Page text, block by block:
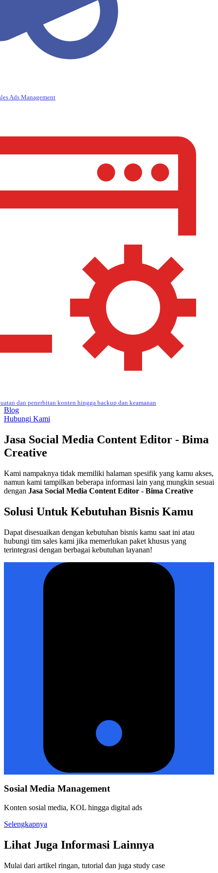
Ads Management
dan penerbitan konten hingga backup dan keamanan
Blog
Hubungi Kami
Jasa Social Media Content Editor - Bima
Creative
Kami nampaknya tidak memiliki halaman spesifik yang kamu akses,
namun kami tampilkan beberapa informasi lain yang mungkin sesuai
dengan Jasa Social Media Content Editor - Bima Creative
Solusi Untuk Kebutuhan Bisnis Kamu
Dapat disesuaikan dengan kebutuhan bisnis kamu saat ini atau
hubungi tim sales kami jika memerlukan paket khusus yang
terintegrasi dengan berbagai kebutuhan layanan!
Sosial Media Management
Konten sosial media, KOL hingga digital ads
Selengkapnya
Lihat Juga Informasi Lainnya
Mulai dari artikel ringan, tutorial dan juga study case